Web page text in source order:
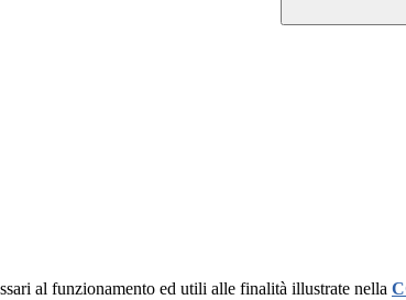
al funzionamento ed utili alle finalità illustrate nella